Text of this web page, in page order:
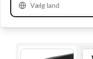
Vælg land